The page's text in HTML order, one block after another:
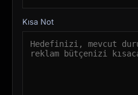
Kısa Not